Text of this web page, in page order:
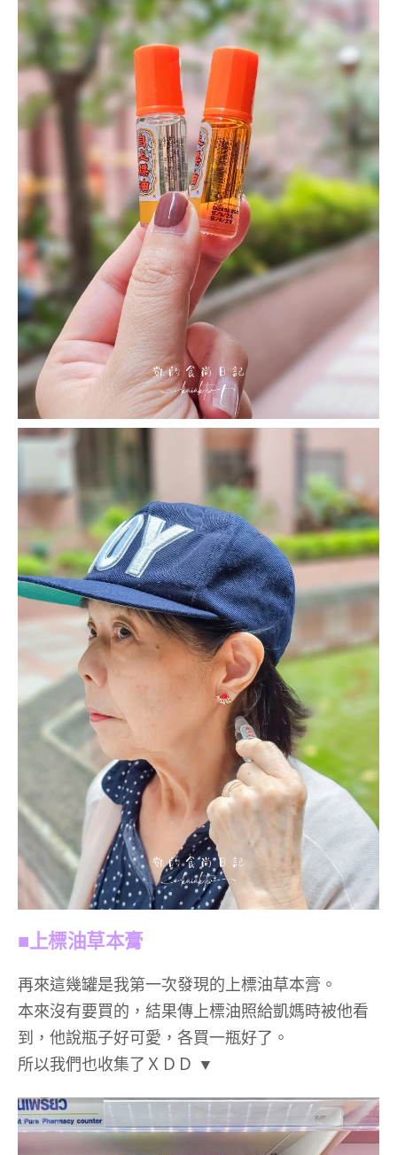
■上標油草本膏
再來這幾罐是我第一次發現的上標油草本膏。
本來沒有要買的，結果傳上標油照給凱媽時被他看
到，他說瓶子好可愛，各買一瓶好了。
所以我們也收集了ＸＤＤ ▼